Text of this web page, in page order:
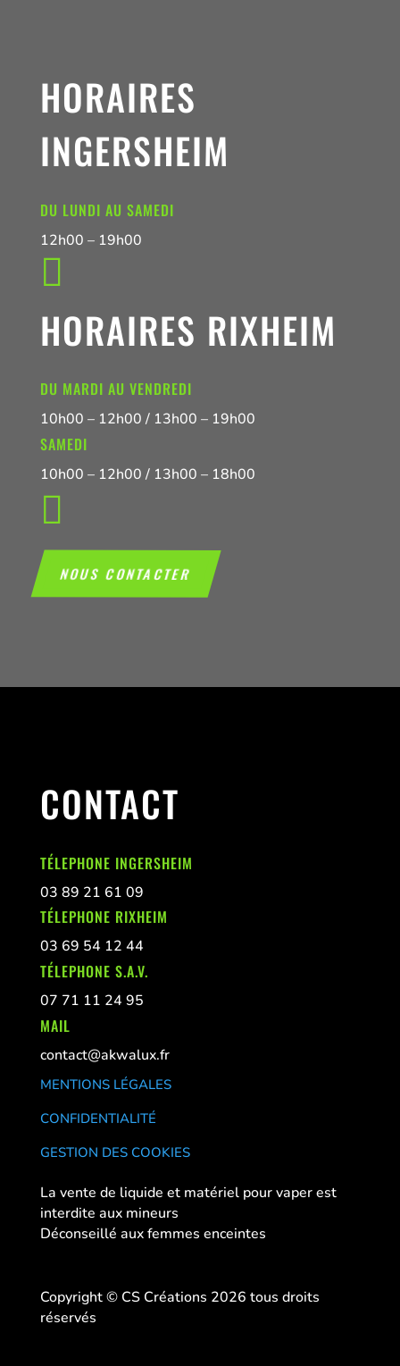
HORAIRES
INGERSHEIM
DU LUNDI AU SAMEDI
12h00 – 19h00

HORAIRES RIXHEIM
DU MARDI AU VENDREDI
10h00 – 12h00 / 13h00 – 19h00
SAMEDI
10h00 – 12h00 / 13h00 – 18h00

NOUS CONTACTER
CONTACT
TÉLEPHONE INGERSHEIM
03 89 21 61 09
TÉLEPHONE RIXHEIM
03 69 54 12 44
TÉLEPHONE S.A.V.
07 71 11 24 95
MAIL
contact@akwalux.fr
MENTIONS LÉGALES
CONFIDENTIALITÉ
GESTION DES COOKIES
La vente de liquide et matériel pour vaper est
interdite aux mineurs
Déconseillé aux femmes enceintes
Copyright © CS Créations 2026 tous droits
réservés